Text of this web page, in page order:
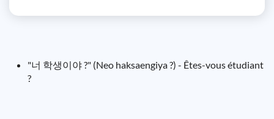
"너 학생이야 ?" (Neo haksaengiya ?) - Êtes-vous étudiant
?